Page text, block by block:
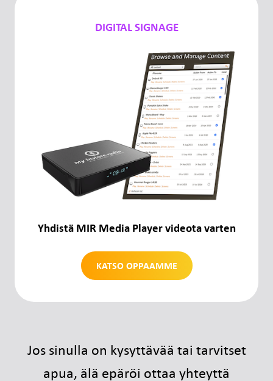
DIGITAL SIGNAGE
Yhdistä MIR Media Player videota varten
KATSO OPPAAMME
Jos sinulla on kysyttävää tai tarvitset
apua, älä epäröi ottaa yhteyttä